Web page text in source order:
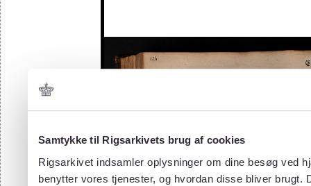
Samtykke til Rigsarkivets brug af cookies
Rigsarkivet indsamler oplysninger om dine besøg ved
benytter vores tjenester, og hvordan disse bliver